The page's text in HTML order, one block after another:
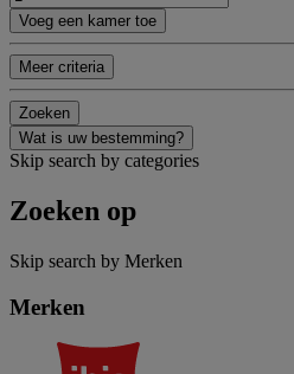
Voeg een kamer toe
Meer criteria
Zoeken
Wat is uw bestemming?
Skip search by categories
Zoeken op
Skip search by Merken
Merken